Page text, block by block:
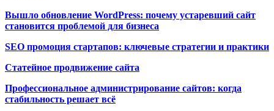
Вышло обновление WordPress: почему устаревший сайт
становится проблемой для бизнеса
SEO промоция стартапов: ключевые стратегии и практики
Статейное продвижение сайта
Профессиональное администрирование сайтов: когда
стабильность решает всё